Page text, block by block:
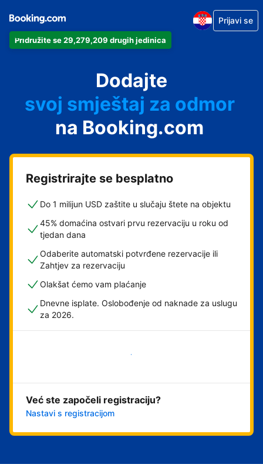
Pridružite se 29,279,209 drugih jedinica
Prijavi se
Dodajte
svoj apartman
svoj hotel
svoj smještaj za odmor
svoj privatni smještaj
svoj smještaj s doručkom
na Booking.com
Registrirajte se besplatno
Do 1 milijun USD zaštite u slučaju štete na objektu
45% domaćina ostvari prvu rezervaciju u roku od
tjedan dana
Odaberite automatski potvrđene rezervacije ili
Zahtjev za rezervaciju
Olakšat ćemo vam plaćanje
Dnevne isplate. Oslobođenje od naknade za uslugu
za 2026.
Započni odmah
Već ste započeli registraciju?
Nastavi s registracijom